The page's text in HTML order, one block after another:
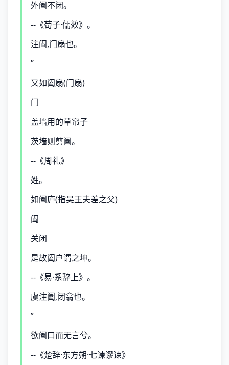
外阖不闭。
--《荀子·儒效》。
注阖,门扇也。
”
又如阖扇(门扇)
门
盖墙用的草帘子
茨墙则剪阖。
--《周礼》
姓。
如阖庐(指吴王夫差之父)
阖
关闭
是故阖户谓之坤。
--《易·系辞上》。
虞注阖,闭翕也。
”
欲阖口而无言兮。
--《楚辞·东方朔·七谏谬谏》